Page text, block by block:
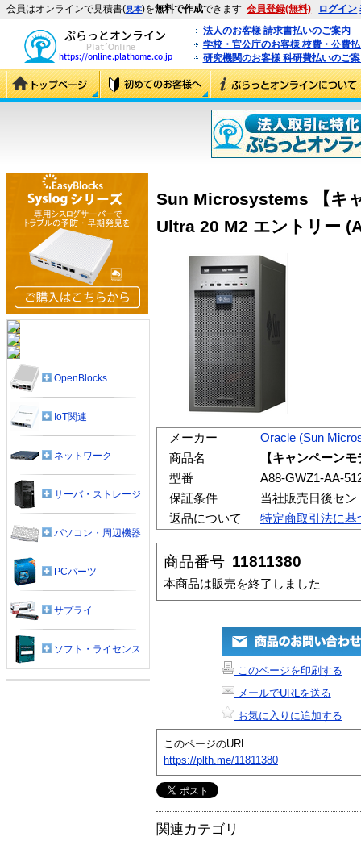
会員はオンラインで見積書(見本)を無料で作成できます 会員登録(無料) ログイン
法人のお客様 請求書払いのご案内
学校・官公庁のお客様 校費・公費
研究機関のお客様 科研費払いのご
Sun Microsystems 【キ
Ultra 20 M2 エントリー
メーカー
Oracle (Sun
商品名
【キャンペーン
型番
A88-GWZ1-AA-
保証条件
当社販売日後セ
返品について
特定商取引法に基
商品番号 11811380
本商品は販売を終了しました
このページを印刷する
メールでURLを送る
お気に入りに追加する
このページのURL
https://plth.me/11811380
関連カテゴリ
OpenBlocks
IoT関連
ネットワーク
サーバ・ストレージ
パソコン・周辺機器
PCパーツ
サプライ
ソフト・ライセンス